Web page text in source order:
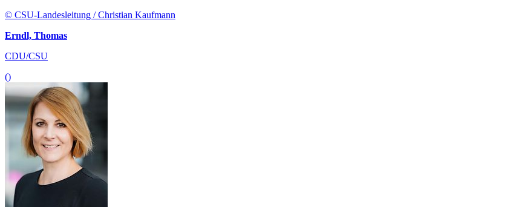
© CSU-Landesleitung / Christian Kaufmann
Erndl, Thomas
CDU/CSU
()